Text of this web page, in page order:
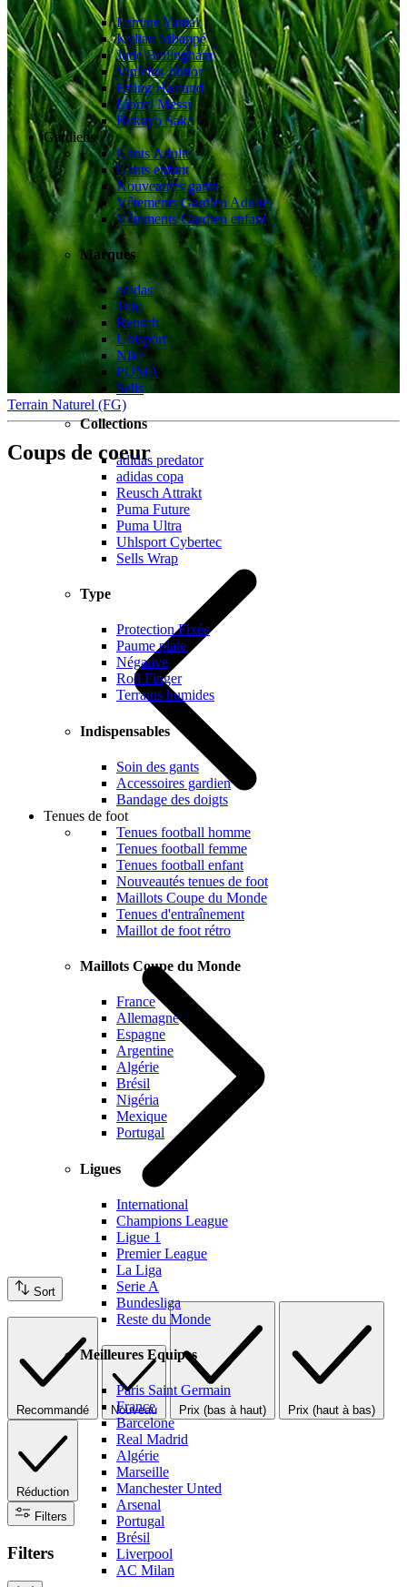
Lamine Yamal
Kylian Mbappé
Jude Bellingham
Vinícius Júnior
Erling Haaland
Lionel Messi
Bukayo Saka
Gardiens
Gants Adulte
Gants enfant
Nouveautés gants
Vêtements Gardien Adulte
Vêtements Gardien enfant
Marques
adidas
Tuto
Reusch
Uhlsport
Nike
PUMA
Sells
Collections
adidas predator
adidas copa
Reusch Attrakt
Puma Future
Puma Ultra
Uhlsport Cybertec
Sells Wrap
Type
Protection Fixée
Paume plate
Négative
Roll Finger
Terrains humides
Indispensables
Soin des gants
Accessoires gardien
Bandage des doigts
Tenues de foot
Tenues football homme
Tenues football femme
Tenues football enfant
Nouveautés tenues de foot
Maillots Coupe du Monde
Tenues d'entraînement
Maillot de foot rétro
Maillots Coupe du Monde
France
Allemagne
Espagne
Argentine
Algérie
Brésil
Nigéria
Mexique
Portugal
Ligues
International
Champions League
Ligue 1
Premier League
La Liga
Serie A
Bundesliga
Reste du Monde
Meilleures Equipes
Paris Saint Germain
France
Barcelone
Real Madrid
Algérie
Marseille
Manchester Unted
Arsenal
Portugal
Brésil
Liverpool
AC Milan
Terrain Naturel (FG)
Coups de coeur
Sort
Recommandé Nouveau Prix (bas à haut) Prix (haut à bas)
Réduction
Filters
Filters